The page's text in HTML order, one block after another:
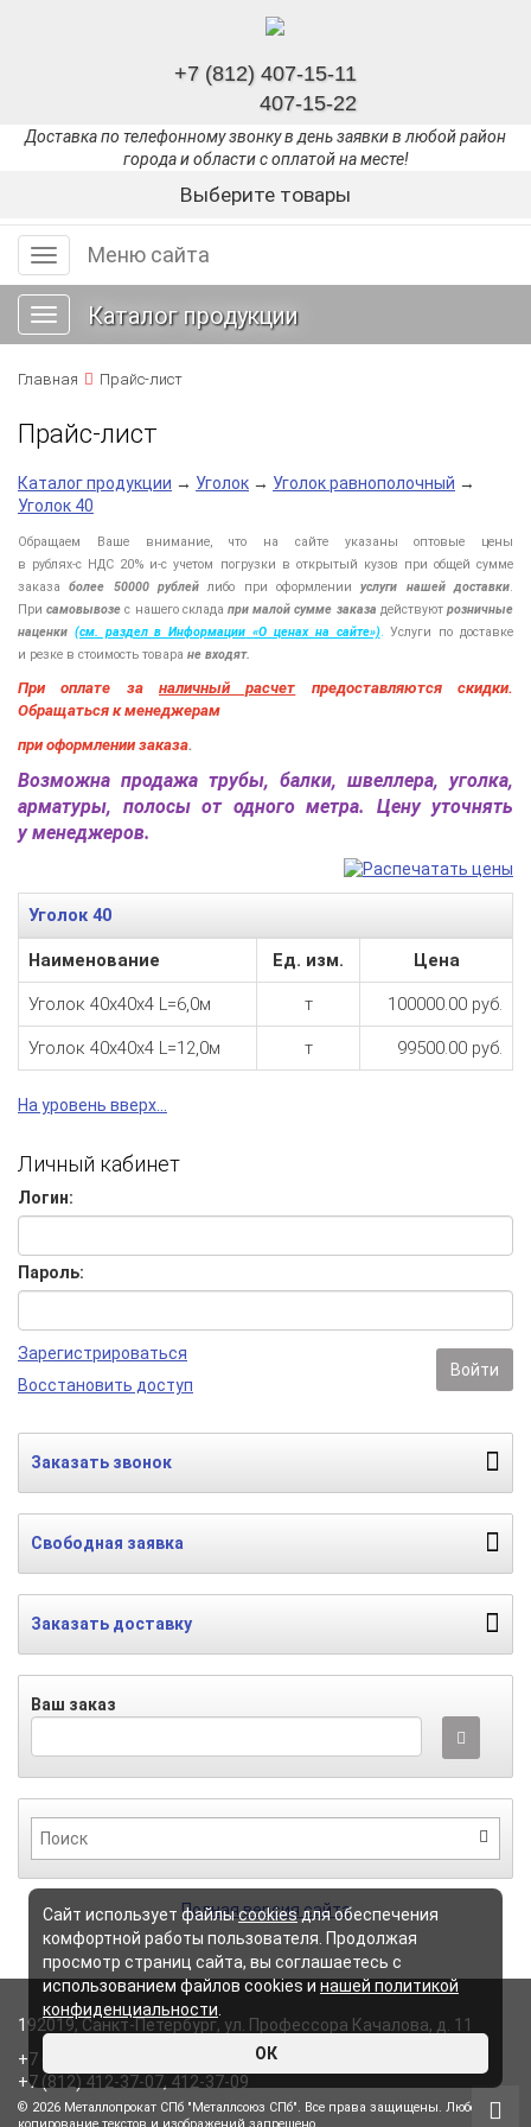
+7 (812) 407-15-11
407-15-22
Доставка по телефонному звонку в день заявки в любой район
города и области с оплатой на месте!
Выберите товары
Меню
сайта
Меню сайта
Toggle
navigation
Каталог продукции
Главная Прайс-лист
Прайс-лист
Каталог продукции → Уголок → Уголок равнополочный →
Уголок 40
Обращаем Ваше внимание, что на сайте указаны оптовые цены
в рублях-с НДС 20% и-с учетом погрузки в открытый кузов при общей сумме
заказаболее 50000 рублей либо при оформленииуслуги нашейдоставки.
Присамовывозе с нашего складапри малой сумме заказа действуютрозничные
наценки (см. раздел в Информации «О ценах на сайте»). Услуги по доставке
и резке в стоимость товара не входят.
При оплате за наличный расчет предоставляютсяскидки.
Обращаться к менеджерам
при оформлении заказа.
Возможна продажа трубы, балки, швеллера, уголка,
арматуры, полосы от одного метра. Цену уточнять
у менеджеров.
Наименование Ед. изм. Цена
Уголок 40
Уголок 40х40х4 L=6,0м т 100000.00 руб.
Уголок 40х40х4 L=12,0м т 99500.00 руб.
На уровень вверх...
Личный кабинет
Логин:
Пароль:
Зарегистрироваться
Восстановить доступ
Войти
Заказать звонок
Свободная заявка
Заказать доставку
Ваш заказ
Полная версия сайта
192019, Санкт-Петербург, ул. Профессора Качалова, д. 11
+7 (812) 407-15-11, 407-15-22,
+7 (812) 412-37-07, 412-37-09
© 2026 Металлопрокат СПб "Металлсоюз СПб". Все права защищены. Любое
Сайт использует файлыcookiesдля обеспечения
комфортной работы пользователя. Продолжая
просмотр страниц сайта, вы соглашаетесь с
использованием файлов cookies и нашей политикой
конфиденциальности
ОК